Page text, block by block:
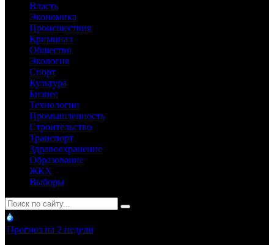
Власть
Экономика
Происшествия
Криминал
Общество
Экология
Спорт
Культура
Бизнес
Технологии
Промышленность
Строительство
Транспорт
Здравоохранение
Образование
ЖКХ
Выборы
Прогноз на 2 недели